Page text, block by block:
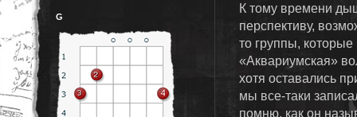
К тому времени
перспективу,
то группы,
«Аквариумская»
хотя оставались
мы все-таки
помню, как он
G